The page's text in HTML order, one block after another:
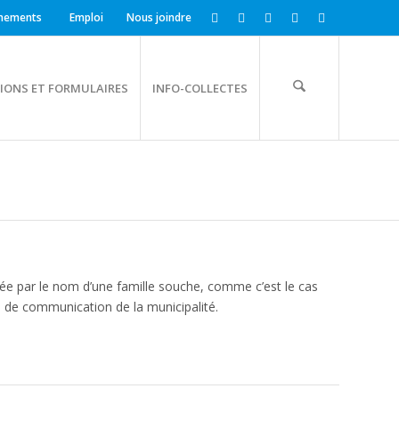
Emploi Nous joindre
ET FORMULAIRES INFO-COLLECTES
par le nom d’une famille souche, comme c’est le cas
communication de la municipalité.